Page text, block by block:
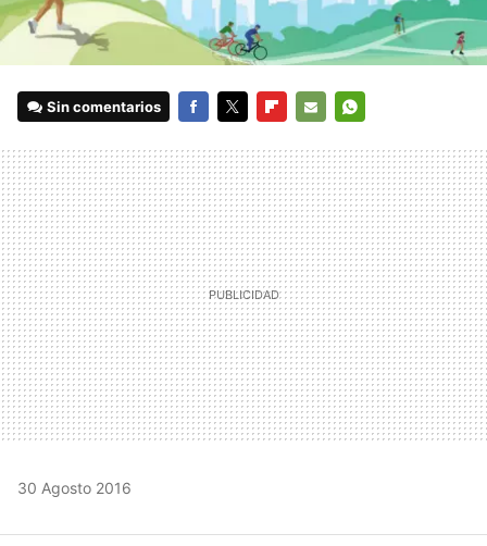
Sin comentarios
MAIL
30 Agosto 2016